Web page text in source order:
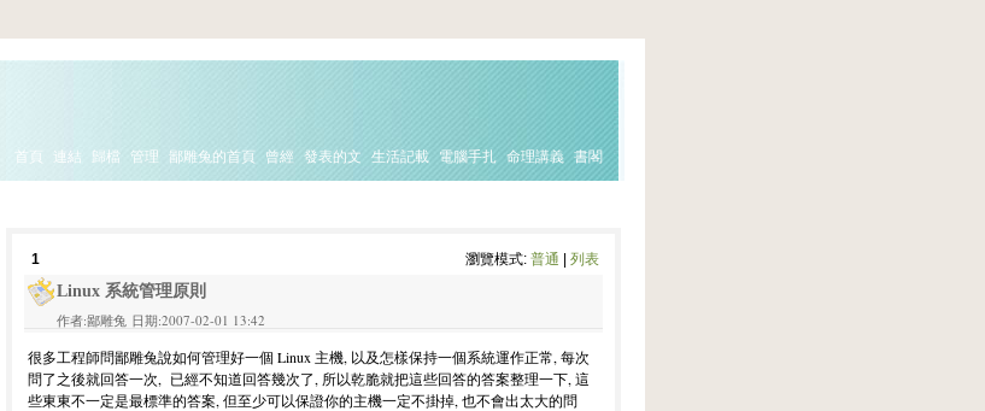
首頁 連結 歸檔 管理 鄙雕兔的首頁 曾經 發表的文 生活記載 電腦手扎 命理講義 書閣
1 瀏覽模式: 普通 列表
Linux 系統管理原則
作者:鄙雕兔 日期:2007-02-01 13:42
很多工程師問鄙雕兔說如何管理好一個 Linux 主機, 以及怎樣保持一個系統運作正常, 每次
問了之後就回答一次, 已經不知道回答幾次了, 所以乾脆就把這些回答的答案整理一下, 這
些東東不一定是最標準的答案, 但至少可以保證你的主機一定不掛掉, 也不會出太大的問